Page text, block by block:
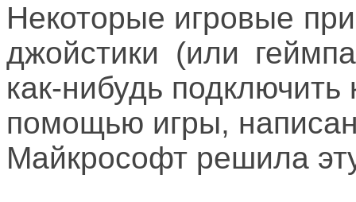
Некоторые игровые
джойстики (или
как-нибудь подключить
помощью игры,
Майкрософт решила